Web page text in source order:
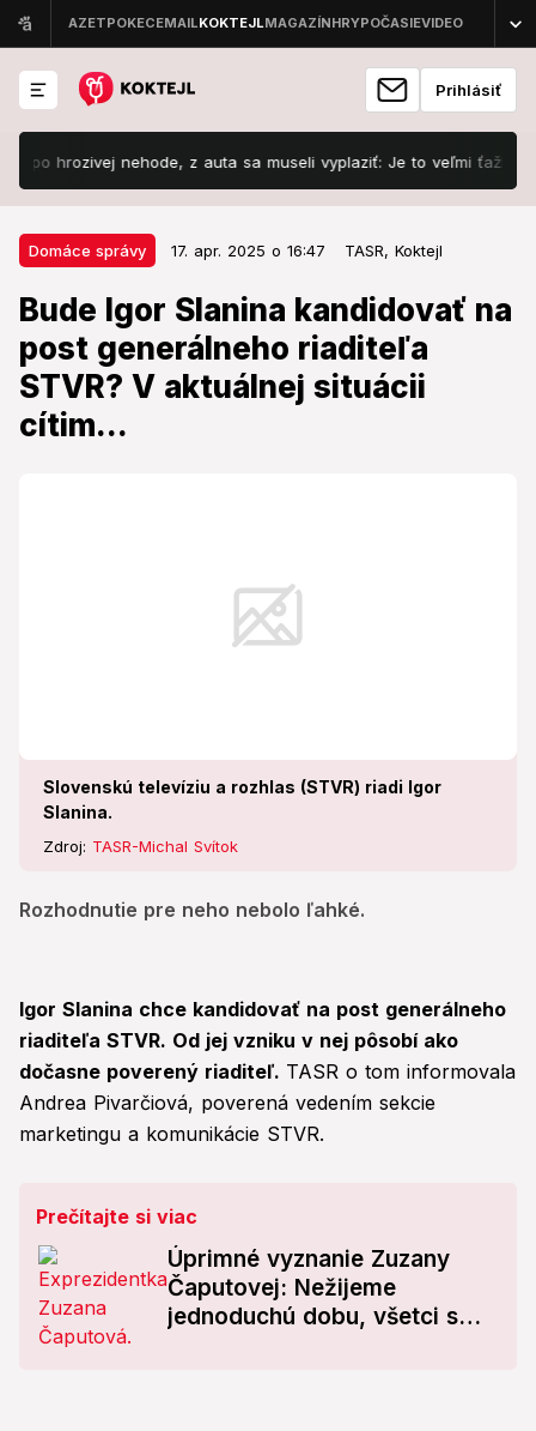
Prihlásiť
nehode, z auta sa museli vyplaziť: Je to veľmi ťažké!
Domáce správy 17. apr. 2025 o 16:47 TASR, Koktejl
Bude Igor Slanina kandidovať na
post generálneho riaditeľa
STVR? V aktuálnej situácii
cítim...
Slovenskú televíziu a rozhlas (STVR) riadi Igor
Slanina.
Zdroj: TASR-Michal Svítok
Rozhodnutie pre neho nebolo ľahké.
Domáce správy 17. apr. 2025 o 16:47
Bude Igor Slanina kandidovať na
post generálneho riaditeľa STVR?
V aktuálnej situácii cítim...
Rozhodnutie pre neho nebolo ľahké.
Igor Slanina chce kandidovať na post generálneho
riaditeľa STVR. Od jej vzniku v nej pôsobí ako
dočasne poverený riaditeľ. TASR o tom informovala
Andrea Pivarčiová, poverená vedením sekcie
marketingu a komunikácie STVR.
Prečítajte si viac
Úprimné vyznanie Zuzany
Čaputovej: Nežijeme
jednoduchú dobu, všetci sme